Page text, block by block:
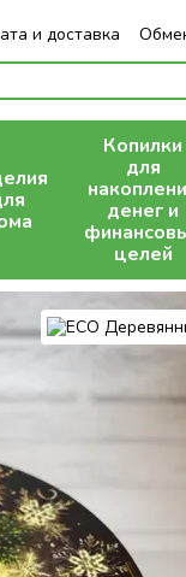
и доставка
Копилки
для
денег и
целей